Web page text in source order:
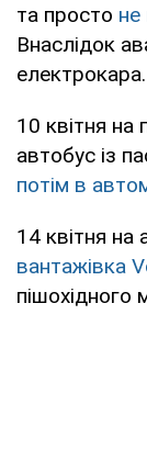
та просто
Внаслідок
електрокара.
10 квітня на
автобус із
потім в
14 квітня на
вантажівка
пішохідного